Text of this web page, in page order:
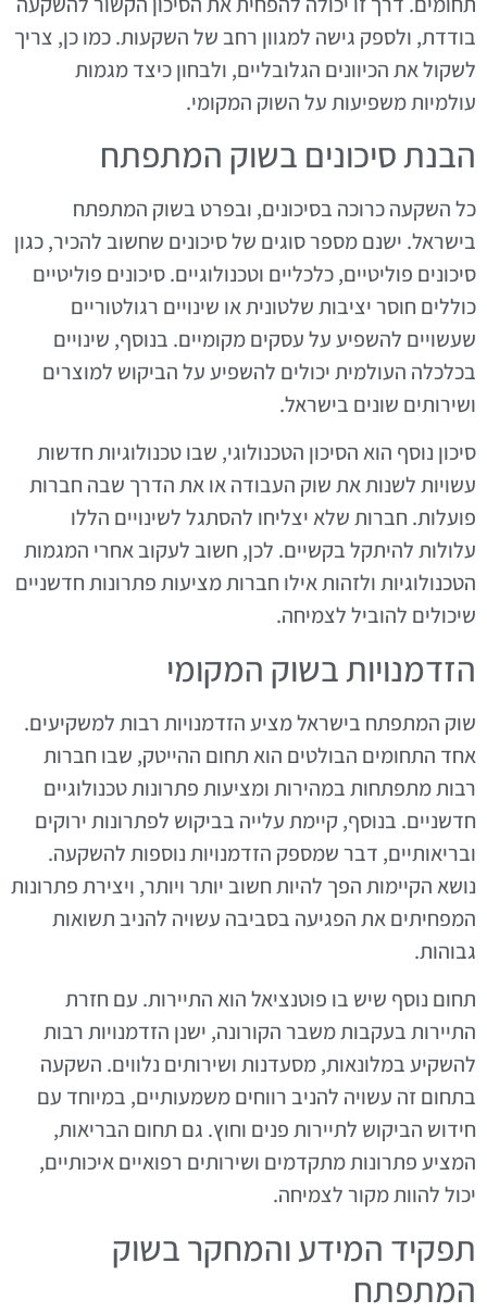
בודדת, ולספק גישה למגוון רחב של השקעות. כמו כן, צריך
לשקול את הכיוונים הגלובליים, ולבחון כיצד מגמות
עולמיות משפיעות על השוק המקומי.
הבנת סיכונים בשוק המתפתח
כל השקעה כרוכה בסיכונים, ובפרט בשוק המתפתח
בישראל. ישנם מספר סוגים של סיכונים שחשוב להכיר, כגון
סיכונים פוליטיים, כלכליים וטכנולוגיים. סיכונים פוליטיים
כוללים חוסר יציבות שלטונית או שינויים רגולטוריים
שעשויים להשפיע על עסקים מקומיים. בנוסף, שינויים
בכלכלה העולמית יכולים להשפיע על הביקוש למוצרים
ושירותים שונים בישראל.
סיכון נוסף הוא הסיכון הטכנולוגי, שבו טכנולוגיות חדשות
עשויות לשנות את שוק העבודה או את הדרך שבה חברות
פועלות. חברות שלא יצליחו להסתגל לשינויים הללו
עלולות להיתקל בקשיים. לכן, חשוב לעקוב אחרי המגמות
הטכנולוגיות ולזהות אילו חברות מציעות פתרונות חדשניים
שיכולים להוביל לצמיחה.
הזדמנויות בשוק המקומי
שוק המתפתח בישראל מציע הזדמנויות רבות למשקיעים.
אחד התחומים הבולטים הוא תחום ההייטק, שבו חברות
רבות מתפתחות במהירות ומציעות פתרונות טכנולוגיים
חדשניים. בנוסף, קיימת עלייה בביקוש לפתרונות ירוקים
ובריאותיים, דבר שמספק הזדמנויות נוספות להשקעה.
נושא הקיימות הפך להיות חשוב יותר ויותר, ויצירת פתרונות
המפחיתים את הפגיעה בסביבה עשויה להניב תשואות
גבוהות.
תחום נוסף שיש בו פוטנציאל הוא התיירות. עם חזרת
התיירות בעקבות משבר הקורונה, ישנן הזדמנויות רבות
להשקיע במלונאות, מסעדנות ושירותים נלווים. השקעה
בתחום זה עשויה להניב רווחים משמעותיים, במיוחד עם
חידוש הביקוש לתיירות פנים וחוץ. גם תחום הבריאות,
המציע פתרונות מתקדמים ושירותים רפואיים איכותיים,
יכול להוות מקור לצמיחה.
תפקיד המידע והמחקר בשוק
המתפתח